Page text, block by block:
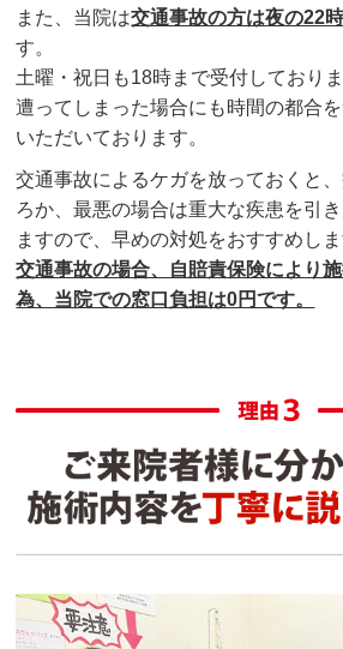
また、当院は交通事故の方は夜の22
す。
土曜・祝日も18時まで受付しており
遭ってしまった場合にも時間の都合
いただいております。
交通事故によるケガを放っておくと
ろか、最悪の場合は重大な疾患を引
ますので、早めの対処をおすすめしま
交通事故の場合、自賠責保険により
為、当院での窓口負担は0円です。